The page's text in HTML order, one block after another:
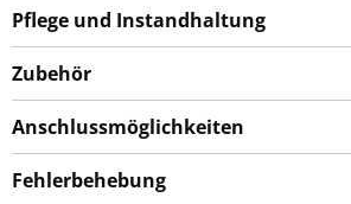
Pflege und Instandhaltung
Zubehör
Anschlussmöglichkeiten
Fehlerbehebung